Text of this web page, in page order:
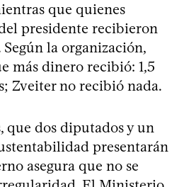
que quienes
presidente recibieron
la organización,
más dinero recibió: 1,5
Zveiter no recibió nada.
que dos diputados y un
presentarán
asegura que no se